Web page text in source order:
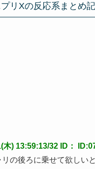
リXの反応系まとめ
木) 13:59:13/32 ID：
の後ろに乗せて欲しい